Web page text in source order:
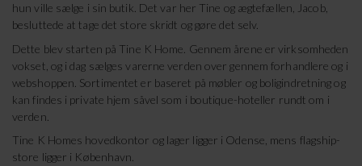
hun ville sælge i sin butik. Det var her Tine og ægtefællen, Jacob,
besluttede at tage det store skridt og gøre det selv.
Dette blev starten på Tine K Home. Gennem årene er virksomheden
vokset, og i dag sælges varerne verden over gennem forhandlere og i
webshoppen. Sortimentet er baseret på møbler og boligindretning og
kan findes i private hjem såvel som i boutique-hoteller rundt om i
verden.
Tine K Homes hovedkontor og lager ligger i Odense, mens flagship-
store ligger i København.